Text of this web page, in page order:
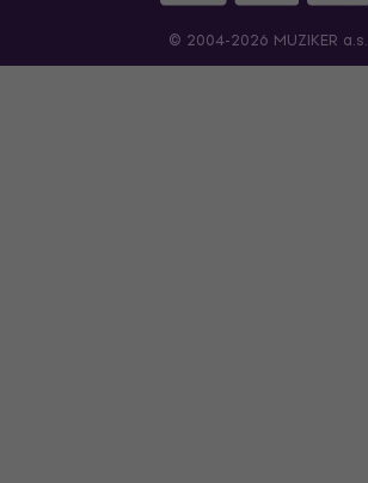
© 2004-2026 MUZIKER a.s.